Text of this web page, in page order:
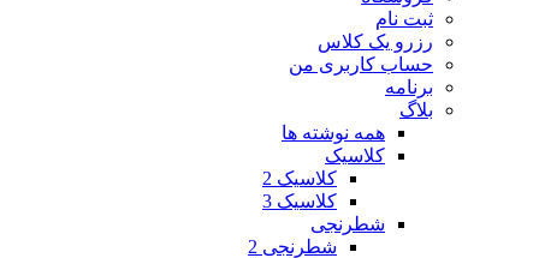
ثبت نام
رزرو یک کلاس
حساب کاربری من
برنامه
بلاگ
همه نوشته ها
کلاسیک
کلاسیک 2
کلاسیک 3
شطرنجی
شطرنجی 2